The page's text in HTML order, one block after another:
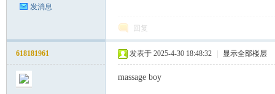
发消息
回复
618181961 发表于 2025-4-30 18:48:32 显示全部楼层
massage boy